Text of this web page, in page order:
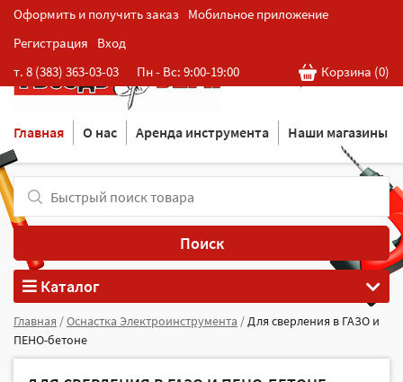
Оформить и получить заказ Мобильное приложение
Регистрация
Вход
т. 8 (383) 363-03-03
Пн - Вс: 9:00-19:00 Корзина (0)
Розничная cеть магазинов
в Новосибирске
Главная О нас Аренда инструмента Наши магазины
Поиск
Каталог
Главная /Оснастка Электроинструмента /Для сверления в ГАЗО и
ПЕНО-бетоне